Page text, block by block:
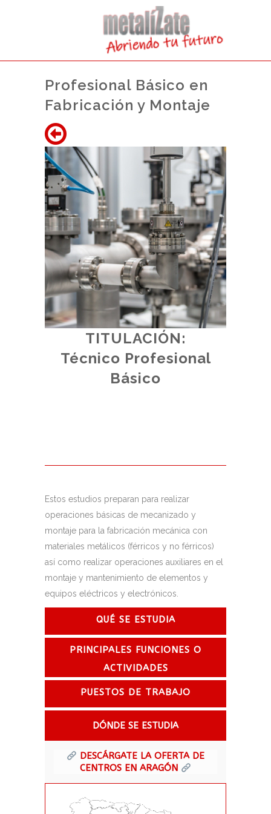
Profesional Básico en
Fabricación y Montaje
TITULACIÓN:
Técnico Profesional
Básico
Estos estudios preparan para realizar
operaciones básicas de mecanizado y
montaje para la fabricación mecánica con
materiales metálicos (férricos y no férricos)
así como realizar operaciones auxiliares en el
montaje y mantenimiento de elementos y
equipos eléctricos y electrónicos.
QUÉ SE ESTUDIA
PRINCIPALES FUNCIONES O
ACTIVIDADES
PUESTOS DE TRABAJO
DÓNDE SE ESTUDIA
DESCÁRGATE LA OFERTA DE
CENTROS EN ARAGÓN